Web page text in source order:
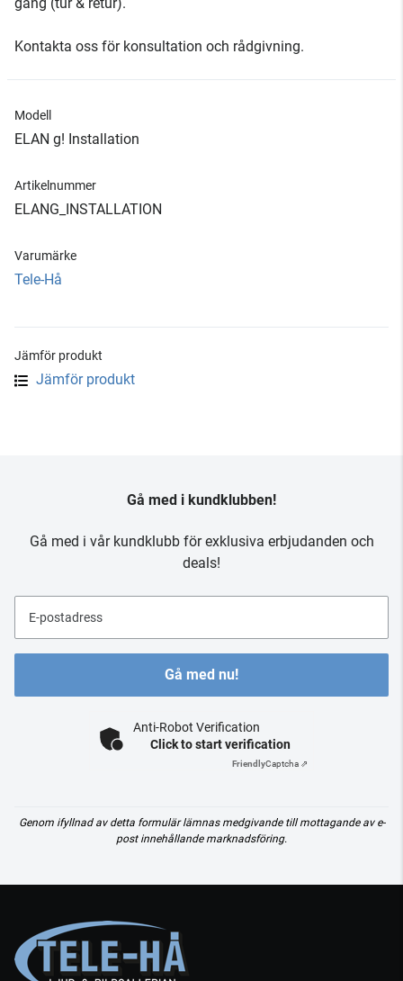
Kontakta oss för konsultation och rådgivning.
Modell
ELAN g! Installation
Artikelnummer
ELANG_INSTALLATION
Varumärke
Tele-Hå
Jämför produkt
Jämför produkt
Gå med i kundklubben!
Gå med i vår kundklubb för exklusiva erbjudanden och
deals!
E-postadress
Gå med nu!
Anti-Robot Verification
Click to start verification
FriendlyCaptcha ⇗
Genom ifyllnad av detta formulär lämnas medgivande till mottagande av e-
post innehållande marknadsföring.